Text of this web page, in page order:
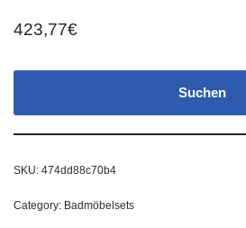
423,77€
Suchen
SKU: 474dd88c70b4
Category: Badmöbelsets